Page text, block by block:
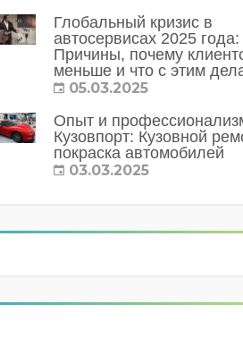
Глобальный кризис в
автосервисах 2025 года:
Причины, почему
меньше и что с этим
05.03.2025
Опыт и
Кузовпорт: Кузовной
покраска автомобилей
03.03.2025